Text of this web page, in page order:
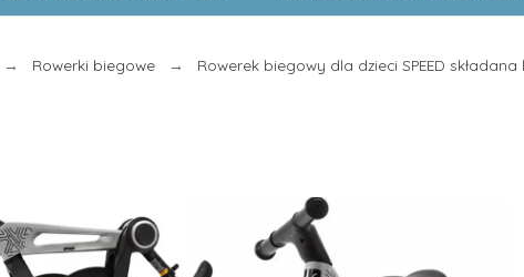
Rowerki biegowe Rowerek biegowy dla dzieci SPEED